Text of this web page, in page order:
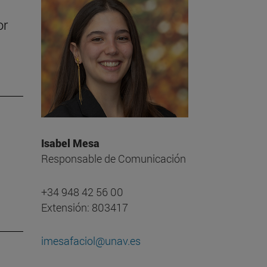
Isabel Mesa
Responsable de Comunicación
+34 948 42 56 00
Extensión: 803417
imesafaciol@unav.es